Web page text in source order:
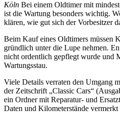
Köln Bei einem Oldtimer mit
ist die Wartung besonders wichtig.
klären, wie gut sich der Vorbesitzer
Beim Kauf eines Oldtimers müssen
gründlich unter die Lupe nehmen.
nicht ordentlich gepflegt wurde und
Wartungsstau.
Viele Details verraten den Umgang
der Zeitschrift „Classic Cars“
ein Ordner mit Reparatur- und
Daten und Kilometerstände vermerkt